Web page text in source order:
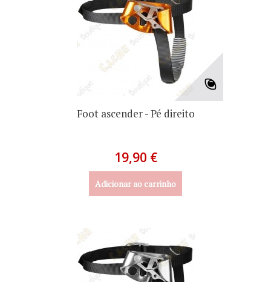
Foot ascender - Pé direito
19,90 €
Adicionar ao carrinho